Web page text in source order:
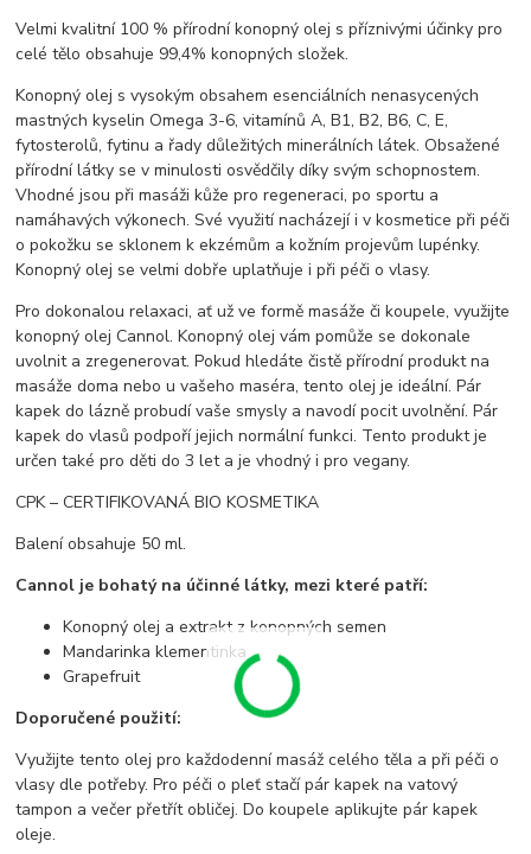
Velmi kvalitní 100 % přírodní konopný olej s příznivými účinky pro
celé tělo obsahuje 99,4% konopných složek.
Konopný olej s vysokým obsahem esenciálních nenasycených
mastných kyselin Omega 3-6, vitamínů A, B1, B2, B6, C, E,
fytosterolů, fytinu a řady důležitých minerálních látek. Obsažené
přírodní látky se v minulosti osvědčily díky svým schopnostem.
Vhodné jsou při masáži kůže pro regeneraci, po sportu a
namáhavých výkonech. Své využití nacházejí i v kosmetice při péči
o pokožku se sklonem k ekzémům a kožním projevům lupénky.
Konopný olej se velmi dobře uplatňuje i při péči o vlasy.
Pro dokonalou relaxaci, ať už ve formě masáže či koupele, využijte
konopný olej Cannol. Konopný olej vám pomůže se dokonale
uvolnit a zregenerovat. Pokud hledáte čistě přírodní produkt na
masáže doma nebo u vašeho maséra, tento olej je ideální. Pár
kapek do lázně probudí vaše smysly a navodí pocit uvolnění. Pár
kapek do vlasů podpoří jejich normální funkci. Tento produkt je
určen také pro děti do 3 let a je vhodný i pro vegany.
CPK – CERTIFIKOVANÁ BIO KOSMETIKA
Balení obsahuje 50 ml.
Cannol je bohatý na účinné látky, mezi které patří:
Konopný olej a extrakt z konopných semen
Mandarinka klementinka
Grapefruit
Doporučené použití:
Využijte tento olej pro každodenní masáž celého těla a při péči o
vlasy dle potřeby. Pro péči o pleť stačí pár kapek na vatový
tampon a večer přetřít obličej. Do koupele aplikujte pár kapek
oleje.